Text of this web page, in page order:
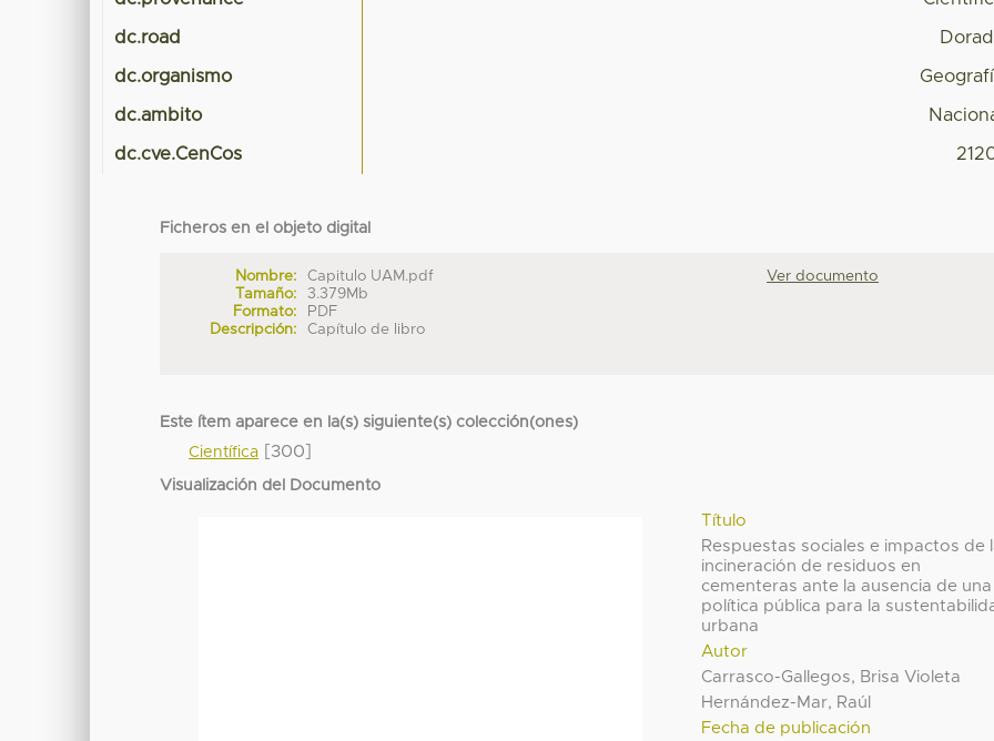
dc.road
dc.organismo
dc.ambito
dc.cve.CenCos
Ficheros en el objeto digital
Nombre:
Capitulo UAM.pdf
Tamaño:
3.379Mb
Formato:
PDF
Descripción:
Capítulo de libro
Ver documento
Este ítem aparece en la(s) siguiente(s) colección(ones)
Científica [300]
Visualización del Documento
Título
Respuestas sociales e impactos de
incineración de residuos en
cementeras ante la ausencia de una
política pública para la
urbana
Autor
Carrasco-Gallegos, Brisa Violeta
Hernández-Mar, Raúl
Fecha de publicación